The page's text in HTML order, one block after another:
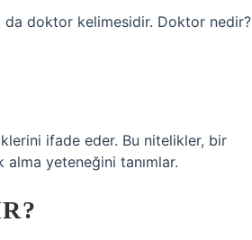
da doktor kelimesidir. Doktor nedir?
ifade eder. Bu nitelikler, bir
yeteneğini tanımlar.